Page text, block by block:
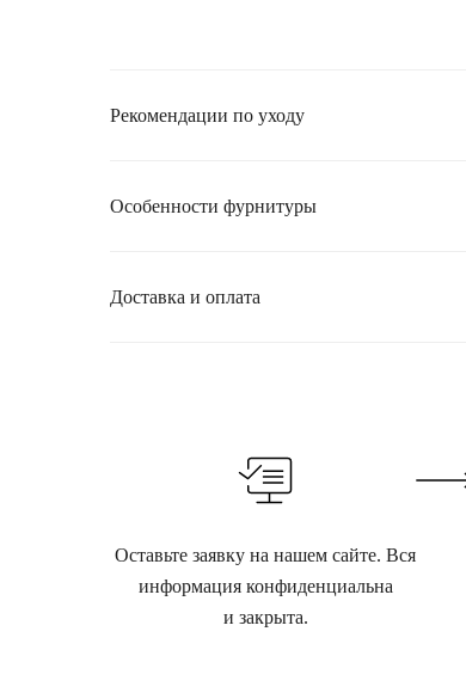
Рекомендации по уходу
Особенности фурнитуры
Доставка и оплата
Оставьте заявку на нашем сайте. Вся
информация конфиденциальна
и закрыта.